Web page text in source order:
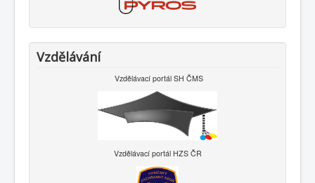
Vzdělávání
Vzdělávací portál SH ČMS
Vzdělávací portál HZS ČR